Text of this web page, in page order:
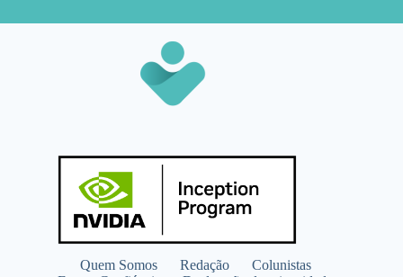
Quem Somos Redação
Colunistas